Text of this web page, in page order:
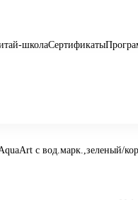
школаСертификаты
с вод.марк.,зеленый/